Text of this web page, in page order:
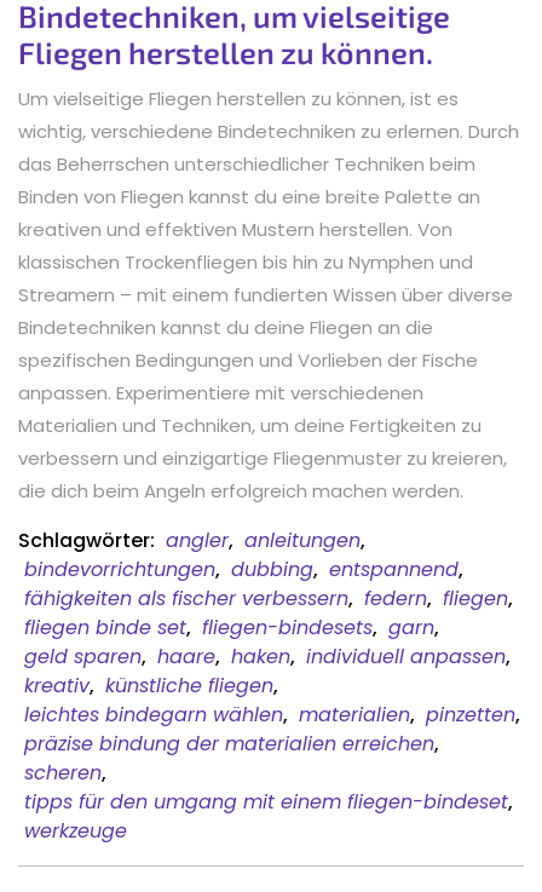
Bindetechniken, um vielseitige
Fliegen herstellen zu können.
Um vielseitige Fliegen herstellen zu können, ist es
wichtig, verschiedene Bindetechniken zu erlernen. Durch
das Beherrschen unterschiedlicher Techniken beim
Binden von Fliegen kannst du eine breite Palette an
kreativen und effektiven Mustern herstellen. Von
klassischen Trockenfliegen bis hin zu Nymphen und
Streamern – mit einem fundierten Wissen über diverse
Bindetechniken kannst du deine Fliegen an die
spezifischen Bedingungen und Vorlieben der Fische
anpassen. Experimentiere mit verschiedenen
Materialien und Techniken, um deine Fertigkeiten zu
verbessern und einzigartige Fliegenmuster zu kreieren,
die dich beim Angeln erfolgreich machen werden.
Schlagwörter: angler, anleitungen,
bindevorrichtungen, dubbing, entspannend,
fähigkeiten als fischer verbessern, federn, fliegen,
fliegen binde set, fliegen-bindesets, garn,
geld sparen, haare, haken, individuell anpassen,
kreativ, künstliche fliegen,
leichtes bindegarn wählen, materialien, pinzetten,
präzise bindung der materialien erreichen,
scheren,
tipps für den umgang mit einem fliegen-bindeset,
werkzeuge